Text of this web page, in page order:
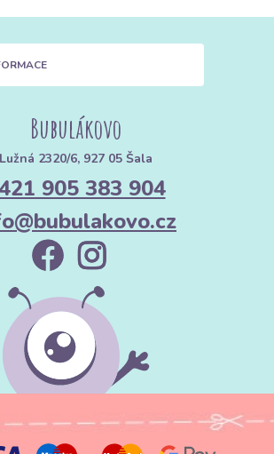
Bubulákovo
Lužná 2320/6, 927 05 Šala
905 383 904